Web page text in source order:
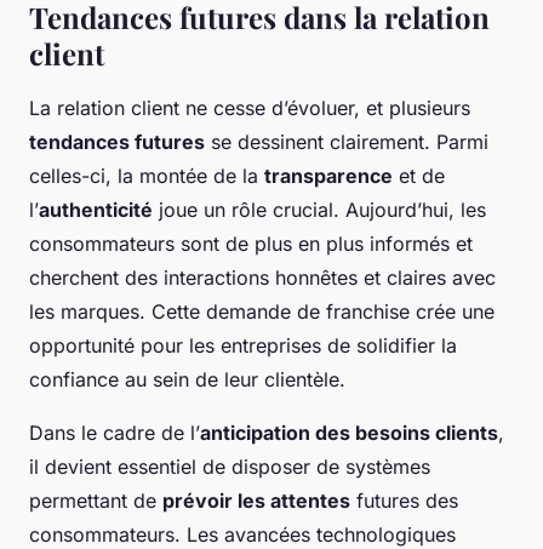
Tendances futures dans la relation
client
La relation client ne cesse d’évoluer, et plusieurs
tendances futures se dessinent clairement. Parmi
celles-ci, la montée de la transparence et de
l’authenticité joue un rôle crucial. Aujourd’hui, les
consommateurs sont de plus en plus informés et
cherchent des interactions honnêtes et claires avec
les marques. Cette demande de franchise crée une
opportunité pour les entreprises de solidifier la
confiance au sein de leur clientèle.
Dans le cadre de l’anticipation des besoins clients,
il devient essentiel de disposer de systèmes
permettant de prévoir les attentes futures des
consommateurs. Les avancées technologiques